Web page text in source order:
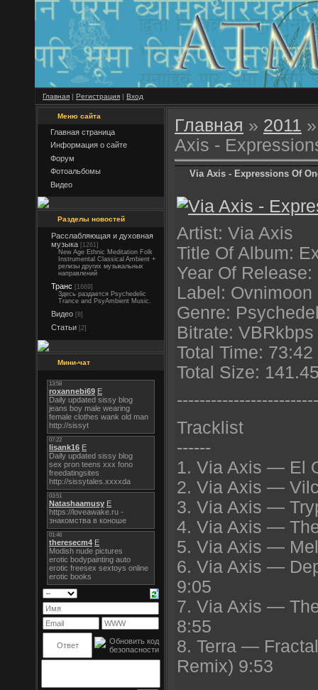
Главная | Регистрация | Вход
Меню сайта
Главная страница
Информация о сайте
Форум
Фотоальбомы
Видео
Разделы новостей
Расслабляющая и духовная
музыка [1261]
New Age Ethnic Meditation Folk
Instrumental Classical Ambient +
релизы других музыкальных
направлений
Транс [1669]
Здесь раздается Psychedelic
Trance and PsyAmbient Music.
Видео [8]
Статьи [2]
Мини-чат
Главная » 2011 »
Axis -
Via Axis - Expressions Of
Artist: Via Axis
Title Of Album:
Year Of Release:
Label: Ovnimoon
Genre:
Bitrate:
Total Time: 73:42
Total Size:
----------------------
Tracklist
------
1. Via Axis — El
2. Via Axis —
3. Via Axis —
4. Via Axis —
5. Via Axis —
6. Via Axis —
9:05
7. Via Axis —
8:55
8. Terra —
Remix) 9:53